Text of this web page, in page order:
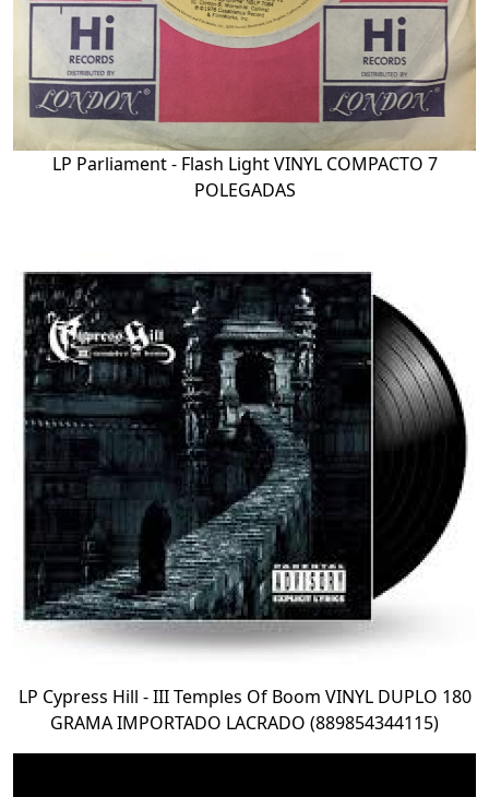
LP Parliament - Flash Light VINYL COMPACTO 7
POLEGADAS
LP Cypress Hill - III Temples Of Boom VINYL DUPLO 180
GRAMA IMPORTADO LACRADO (889854344115)